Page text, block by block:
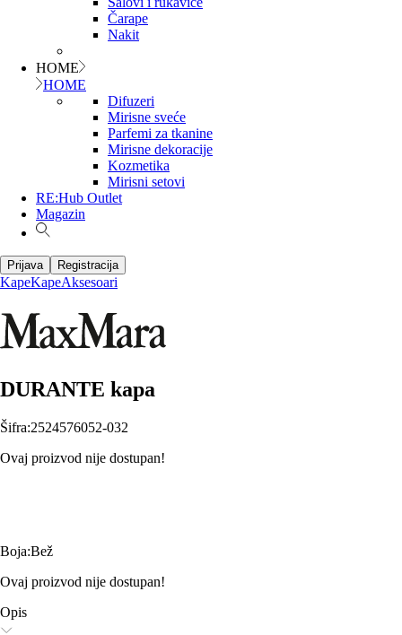
Čarape
Nakit
HOME
HOME
Difuzeri
Mirisne sveće
Parfemi za tkanine
Mirisne dekoracije
Kozmetika
Mirisni setovi
RE:Hub Outlet
Magazin
Prijava Registracija
KapeKapeAksesoari
DURANTE kapa
Šifra:2524576052-032
Ovaj proizvod nije dostupan!
Boja:Bež
Ovaj proizvod nije dostupan!
Opis